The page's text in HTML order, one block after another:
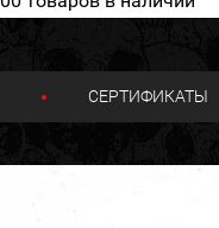
СЕРТИФИКАТЫ